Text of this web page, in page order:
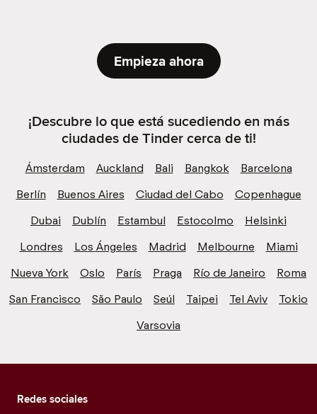
Empieza ahora
¡Descubre lo que está sucediendo en más
ciudades de Tinder cerca de ti!
Ámsterdam Auckland Bali Bangkok
Barcelona
Berlín
Buenos Aires Ciudad del Cabo
Copenhague
Dubai
Dublín Estambul Estocolmo
Helsinki
Londres
Los Ángeles Madrid Melbourne
Miami
Nueva York
Oslo París Praga Río de Janeiro
Roma
San Francisco
São Paulo Seúl Taipei Tel Aviv
Tokio
Varsovia
Redes sociales